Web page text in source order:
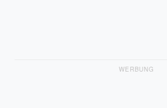
WERBUNG